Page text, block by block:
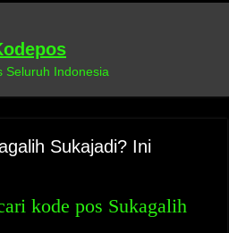
Seluruh Indonesia
Sukajadi? Ini
kode pos Sukagalih